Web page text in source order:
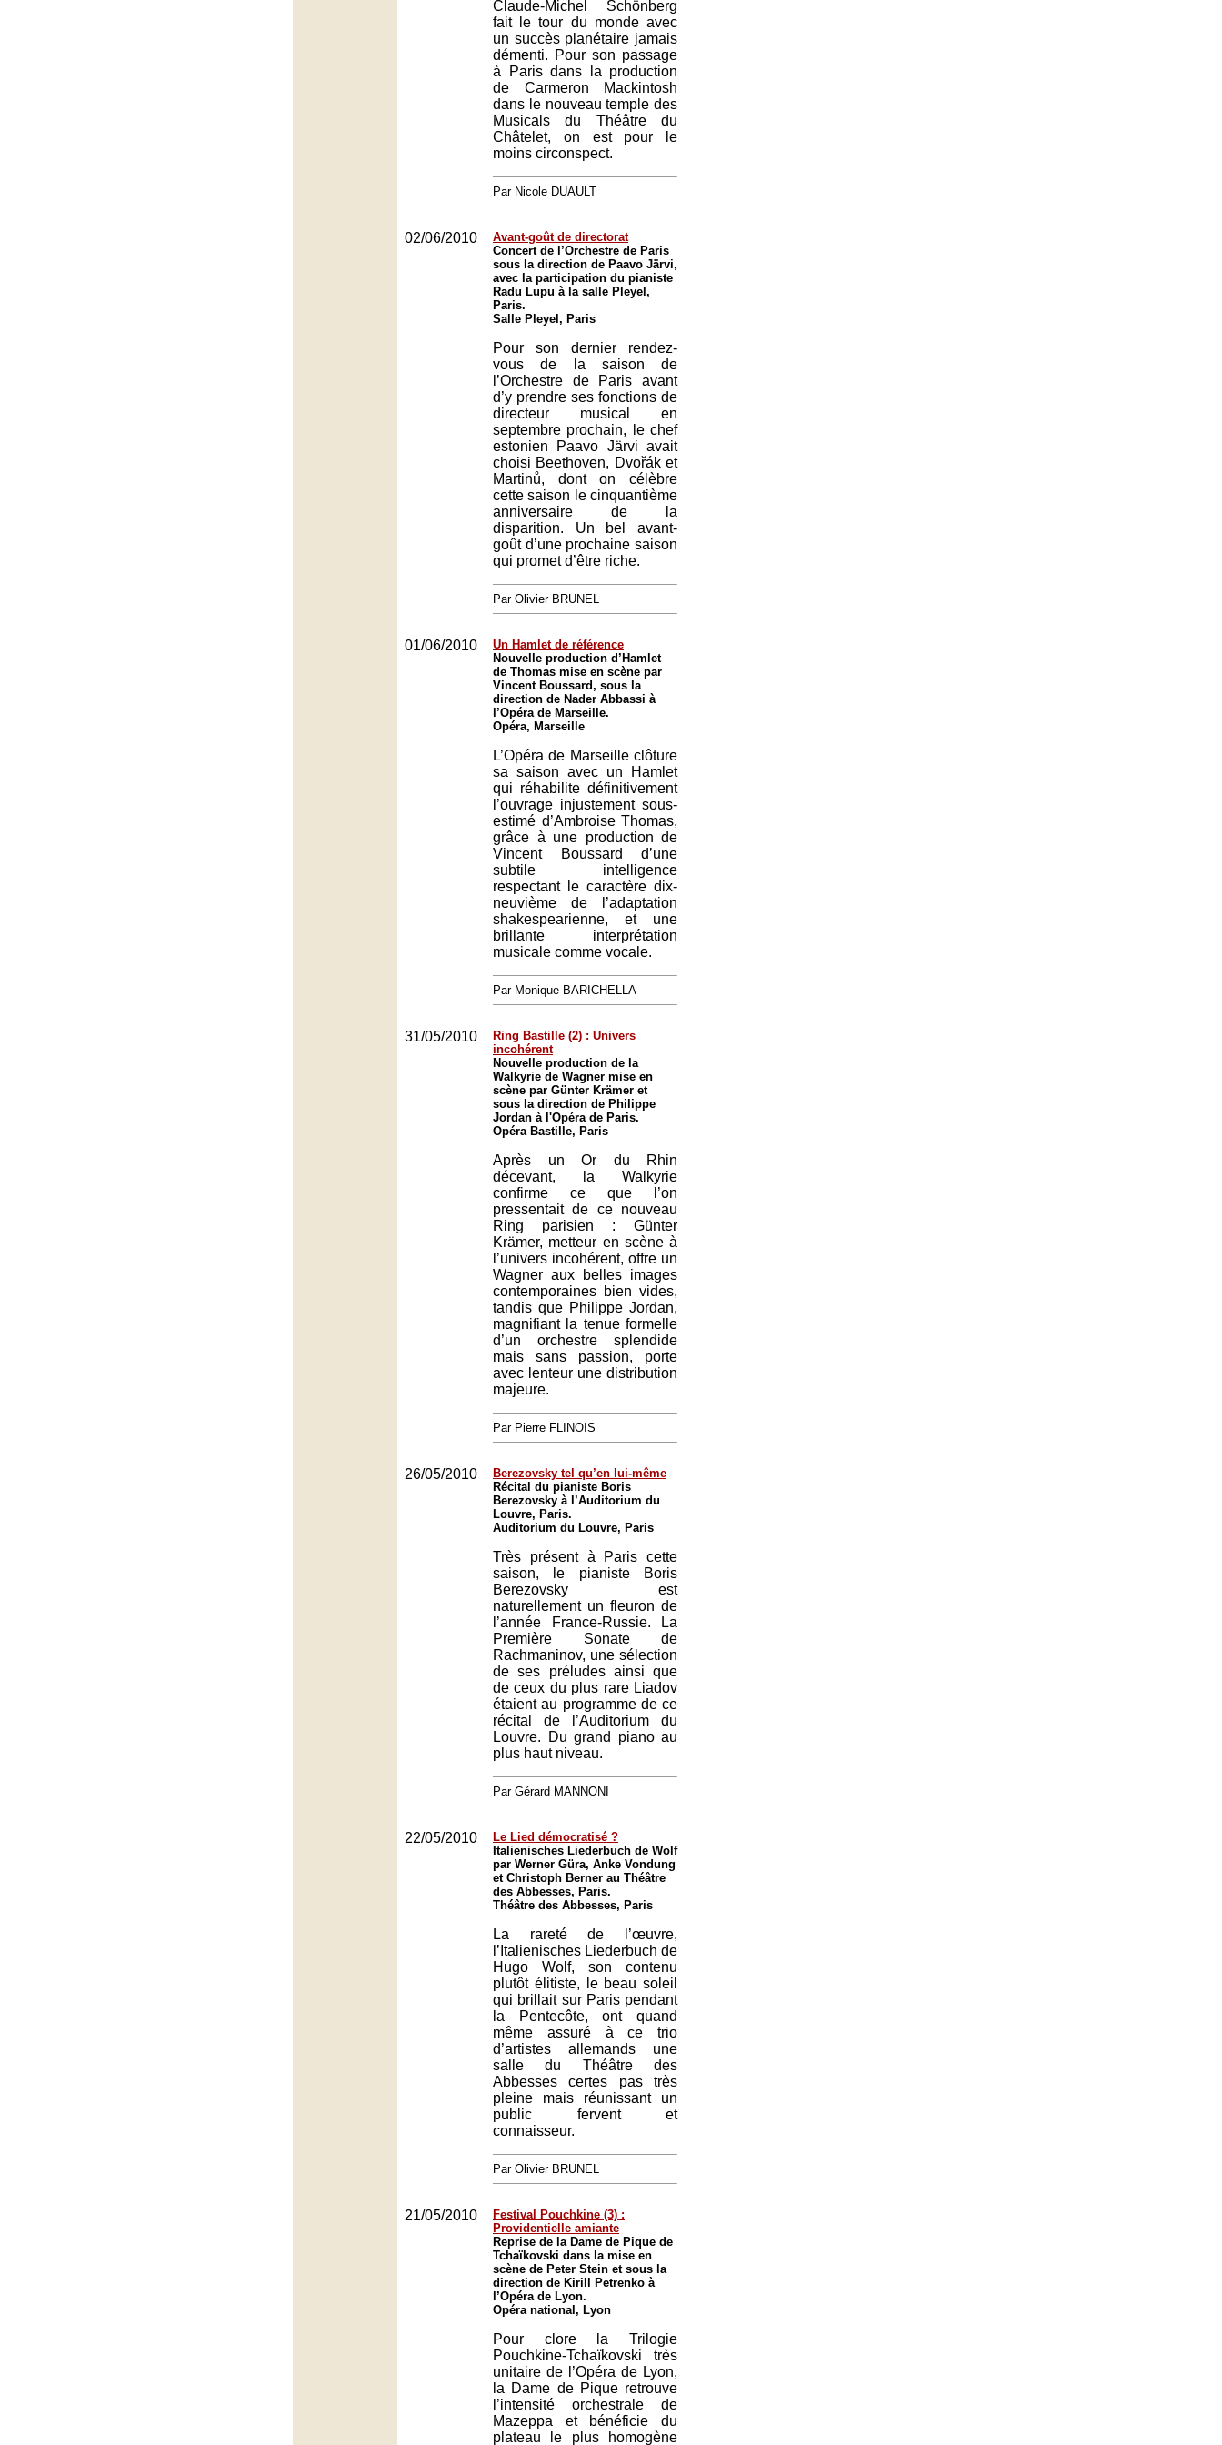
Claude-Michel Schönberg
fait le tour du monde avec
un succès planétaire jamais
démenti. Pour son passage
à Paris dans la production
de Carmeron Mackintosh
dans le nouveau temple des
Musicals du Théâtre du
Châtelet, on est pour le
moins circonspect.
Par Nicole DUAULT
02/06/2010
Avant-goût de directorat
Concert de l’Orchestre de Paris
sous la direction de Paavo Järvi,
avec la participation du pianiste
Radu Lupu à la salle Pleyel,
Paris.
Salle Pleyel, Paris
Pour son dernier rendez-
vous de la saison de
l’Orchestre de Paris avant
d’y prendre ses fonctions de
directeur musical en
septembre prochain, le chef
estonien Paavo Järvi avait
choisi Beethoven, Dvořák et
Martinů, dont on célèbre
cette saison le cinquantième
anniversaire de la
disparition. Un bel avant-
goût d’une prochaine saison
qui promet d’être riche.
Par Olivier BRUNEL
01/06/2010
Un Hamlet de référence
Nouvelle production d’Hamlet
de Thomas mise en scène par
Vincent Boussard, sous la
direction de Nader Abbassi à
l’Opéra de Marseille.
Opéra, Marseille
L’Opéra de Marseille clôture
sa saison avec un Hamlet
qui réhabilite définitivement
l’ouvrage injustement sous-
estimé d’Ambroise Thomas,
grâce à une production de
Vincent Boussard d’une
subtile intelligence
respectant le caractère dix-
neuvième de l’adaptation
shakespearienne, et une
brillante interprétation
musicale comme vocale.
Par Monique BARICHELLA
31/05/2010
Ring Bastille (2) : Univers
incohérent
Nouvelle production de la
Walkyrie de Wagner mise en
scène par Günter Krämer et
sous la direction de Philippe
Jordan à l'Opéra de Paris.
Opéra Bastille, Paris
Après un Or du Rhin
décevant, la Walkyrie
confirme ce que l’on
pressentait de ce nouveau
Ring parisien : Günter
Krämer, metteur en scène à
l’univers incohérent, offre un
Wagner aux belles images
contemporaines bien vides,
tandis que Philippe Jordan,
magnifiant la tenue formelle
d’un orchestre splendide
mais sans passion, porte
avec lenteur une distribution
majeure.
Par Pierre FLINOIS
26/05/2010
Berezovsky tel qu’en lui-même
Récital du pianiste Boris
Berezovsky à l’Auditorium du
Louvre, Paris.
Auditorium du Louvre, Paris
Très présent à Paris cette
saison, le pianiste Boris
Berezovsky est
naturellement un fleuron de
l’année France-Russie. La
Première Sonate de
Rachmaninov, une sélection
de ses préludes ainsi que
de ceux du plus rare Liadov
étaient au programme de ce
récital de l’Auditorium du
Louvre. Du grand piano au
plus haut niveau.
Par Gérard MANNONI
22/05/2010
Le Lied démocratisé ?
Italienisches Liederbuch de Wolf
par Werner Güra, Anke Vondung
et Christoph Berner au Théâtre
des Abbesses, Paris.
Théâtre des Abbesses, Paris
La rareté de l’œuvre,
l’Italienisches Liederbuch de
Hugo Wolf, son contenu
plutôt élitiste, le beau soleil
qui brillait sur Paris pendant
la Pentecôte, ont quand
même assuré à ce trio
d’artistes allemands une
salle du Théâtre des
Abbesses certes pas très
pleine mais réunissant un
public fervent et
connaisseur.
Par Olivier BRUNEL
21/05/2010
Festival Pouchkine (3) :
Providentielle amiante
Reprise de la Dame de Pique de
Tchaïkovski dans la mise en
scène de Peter Stein et sous la
direction de Kirill Petrenko à
l’Opéra de Lyon.
Opéra national, Lyon
Pour clore la Trilogie
Pouchkine-Tchaïkovski très
unitaire de l’Opéra de Lyon,
la Dame de Pique retrouve
l’intensité orchestrale de
Mazeppa et bénéficie du
plateau le plus homogène